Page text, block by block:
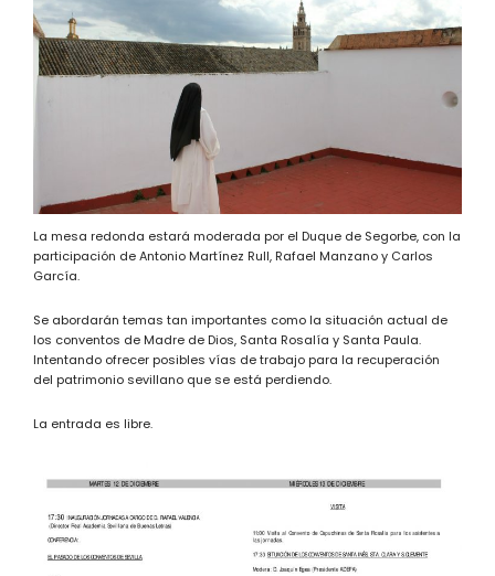
La mesa redonda estará moderada por el Duque de Segorbe, con la
participación de Antonio Martínez Rull, Rafael Manzano y Carlos
García.
Se abordarán temas tan importantes como la situación actual de
los conventos de Madre de Dios, Santa Rosalía y Santa Paula.
Intentando ofrecer posibles vías de trabajo para la recuperación
del patrimonio sevillano que se está perdiendo.
La entrada es libre.